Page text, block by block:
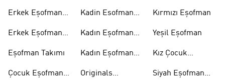
Erkek Eşofman
Erkek Eşofman
Eşofman Takımı
Çocuk Eşofman
Kadin Esofman
Kadın Eşofman
Kadın Eşofman
Originals
Kırmızı Eşofman
Yeşil Eşofman
Kız Çocuk
Siyah Eşofman